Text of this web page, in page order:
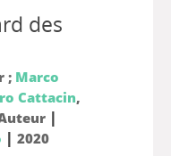
des
; Marco
Cattacin,
|
| 2020